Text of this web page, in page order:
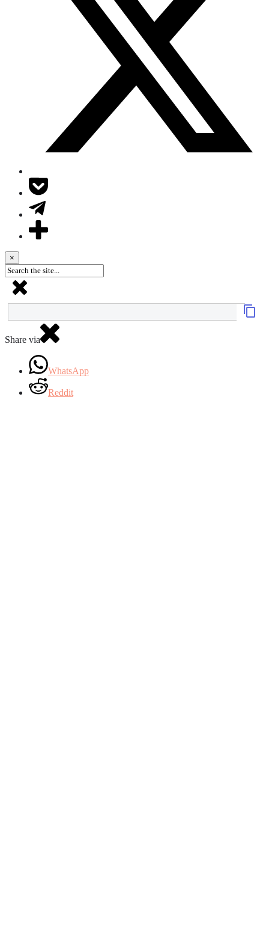
×
Share via
WhatsApp
Reddit